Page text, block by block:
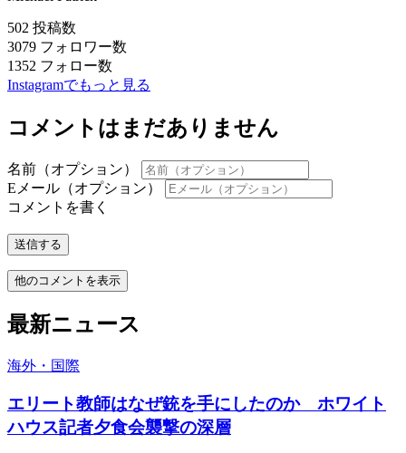
502 投稿数
3079 フォロワー数
1352 フォロー数
Instagramでもっと見る
コメントはまだありません
名前（オプション）
Eメール（オプション）
コメントを書く
送信する
他のコメントを表示
最新ニュース
海外・国際
エリート教師はなぜ銃を手にしたのか ホワイト
ハウス記者夕食会襲撃の深層